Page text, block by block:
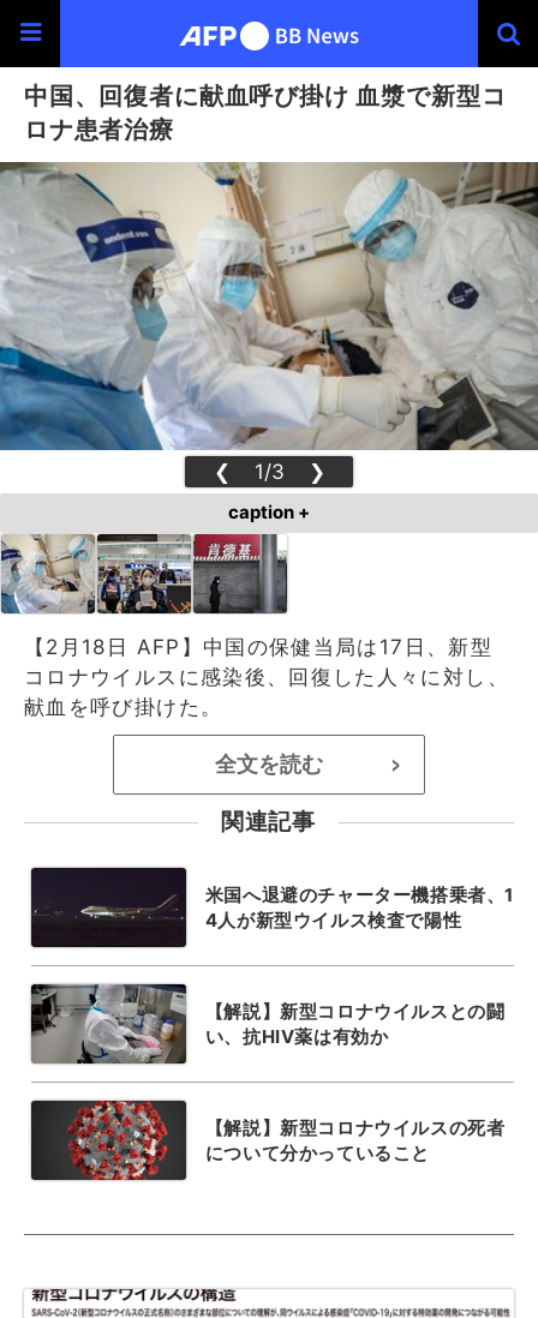
中国、回復者に献血呼び掛け 血漿で新型コ
ロナ患者治療
❮ 1/3 ❯
caption +
【2月18日 AFP】中国の保健当局は17日、新型
コロナウイルスに感染後、回復した人々に対し、
献血を呼び掛けた。
全文を読む >
関連記事
米国へ退避のチャーター機搭乗者、1
4人が新型ウイルス検査で陽性
【解説】新型コロナウイルスとの闘
い、抗HIV薬は有効か
【解説】新型コロナウイルスの死者
について分かっていること